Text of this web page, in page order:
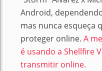
Android,
mas nunca esqueça
proteger online. A
é usando a Shellfire
transmitir online.